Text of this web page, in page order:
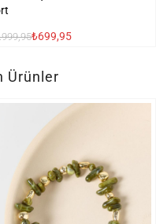
₺699,95
Ürünler